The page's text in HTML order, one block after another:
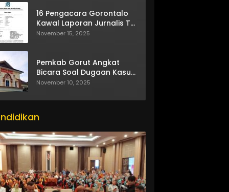
16 Pengacara Gorontalo
Kawal Laporan Jurnalis TV
One
November 15, 2025
Pemkab Gorut Angkat
Bicara Soal Dugaan Kasus
Asusila Oknum ASN
November 10, 2025